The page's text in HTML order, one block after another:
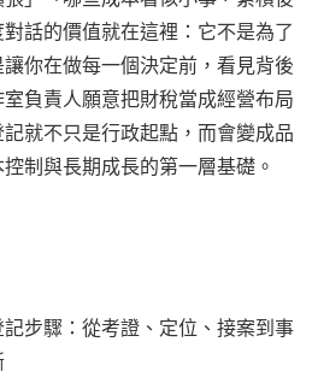
話的價值就在這裡：它不是為了
你在做每一個決定前，看見背後
負責人願意把財稅當成經營布局
就不只是行政起點，而會變成品
制與長期成長的第一層基礎。
步驟：從考證、定位、接案到事